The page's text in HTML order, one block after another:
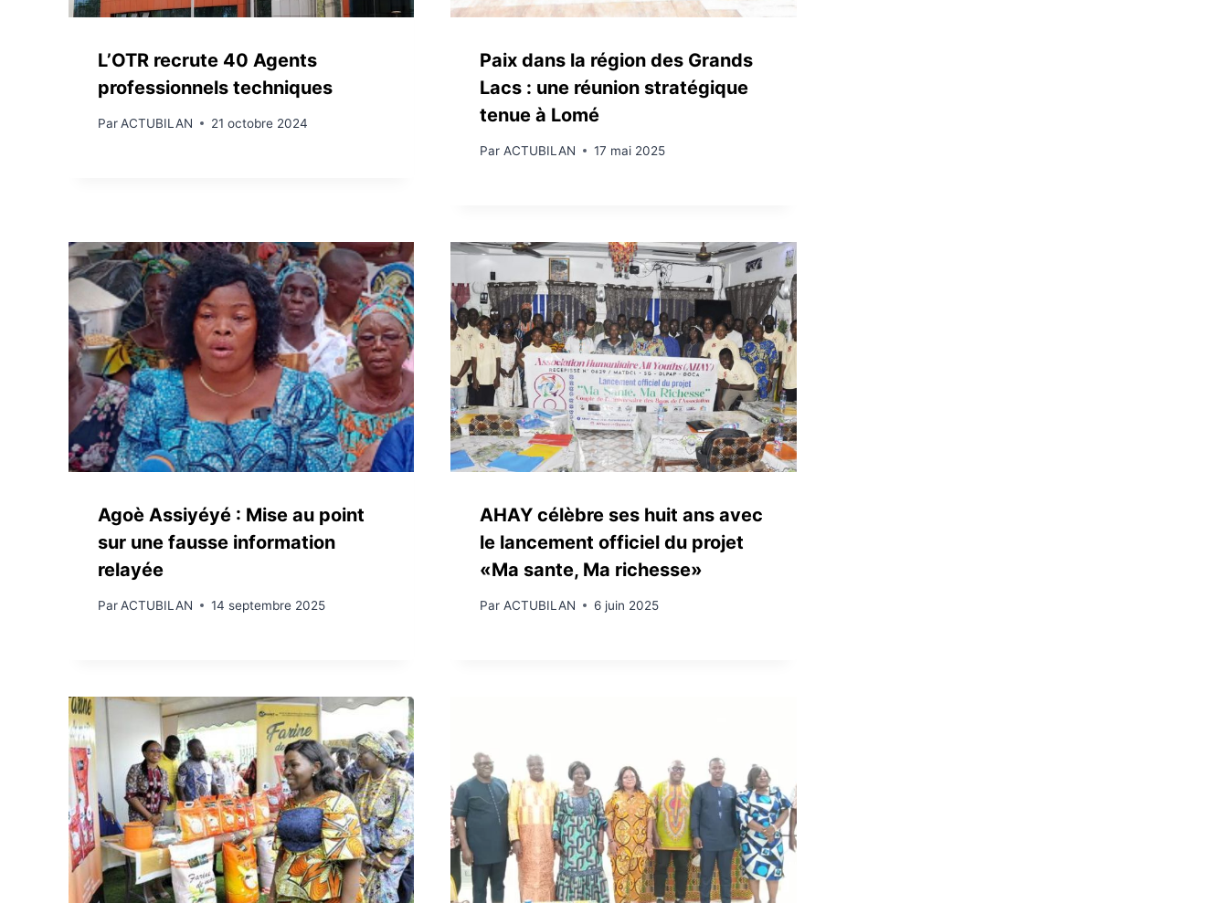
L’OTR recrute 40 Agents
professionnels techniques
ParACTUBILAN 21 octobre 2024
Paix dans la région des Grands
Lacs : une réunion stratégique
tenue à Lomé
Par ACTUBILAN 17 mai 2025
Agoè Assiyéyé : Mise au point
sur une fausse information
relayée
ParACTUBILAN 14 septembre 2025
AHAY célèbre ses huit ans avec
le lancement officiel du projet
«Ma sante, Ma richesse»
Par ACTUBILAN 6 juin 2025